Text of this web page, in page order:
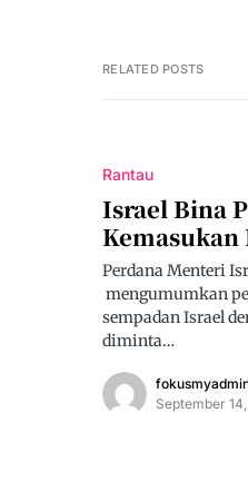
RELATED POSTS
Rantau
Israel Bina
Kemasukan
Perdana Menteri
mengumumkan
sempadan Israel
diminta…
September